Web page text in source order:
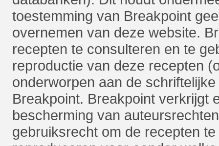
toestemming van Breakpoint
overnemen van deze website.
recepten te consulteren en te
reproductie van deze recepten
onderworpen aan de
Breakpoint. Breakpoint verkrijgt
bescherming van
gebruiksrecht om de recepten